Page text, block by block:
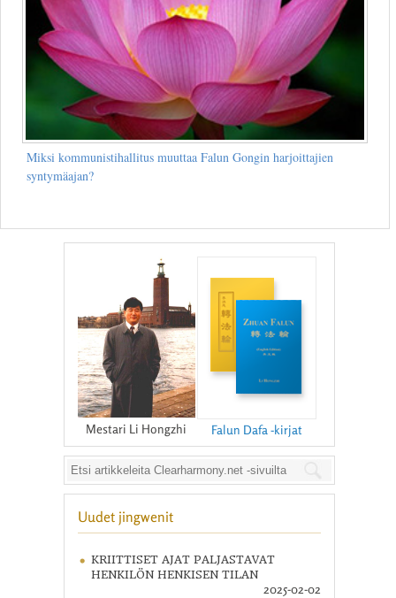
Miksi kommunistihallitus muuttaa Falun Gongin harjoittajien
syntymäajan?
Mestari Li Hongzhi Falun Dafa -kirjat
Uudet jingwenit
KRIITTISET AJAT PALJASTAVAT
HENKILÖN HENKISEN TILAN
2025-02-02